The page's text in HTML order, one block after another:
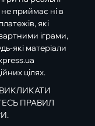
приймає ні в
які
іграми,
які матеріали
цілях.
ПРАВИЛ